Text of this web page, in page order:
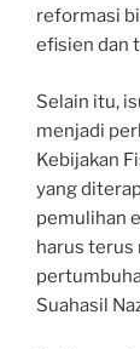
reformasi
efisien dan
Selain itu,
menjadi
Kebijakan
yang
pemulihan
harus terus
Suahasil